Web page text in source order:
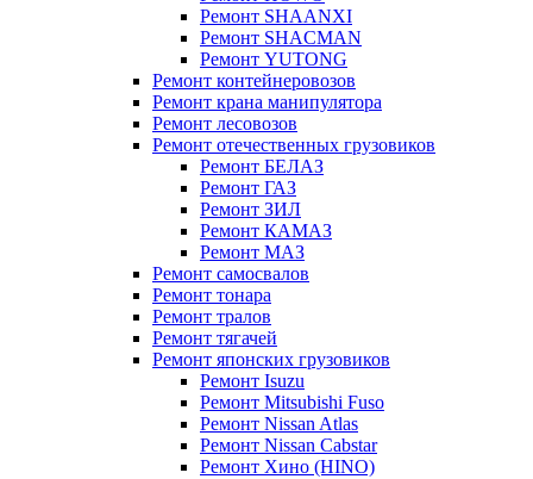
Ремонт SHAANXI
Ремонт SHACMAN
Ремонт YUTONG
Ремонт контейнеровозов
Ремонт крана манипулятора
Ремонт лесовозов
Ремонт отечественных грузовиков
Ремонт БЕЛАЗ
Ремонт ГАЗ
Ремонт ЗИЛ
Ремонт КАМАЗ
Ремонт МАЗ
Ремонт самосвалов
Ремонт тонара
Ремонт тралов
Ремонт тягачей
Ремонт японских грузовиков
Ремонт Isuzu
Ремонт Mitsubishi Fuso
Ремонт Nissan Atlas
Ремонт Nissan Cabstar
Ремонт Хино (HINO)